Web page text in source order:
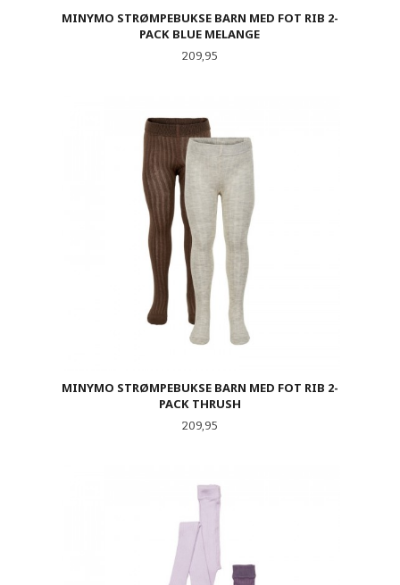
MINYMO STRØMPEBUKSE BARN MED FOT RIB 2-
PACK BLUE MELANGE
Pris
209,95
MINYMO STRØMPEBUKSE BARN MED FOT RIB 2-
PACK THRUSH
Pris
209,95